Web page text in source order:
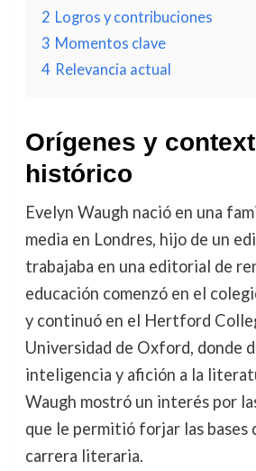
2 Logros y contribuciones
3 Momentos clave
4 Relevancia actual
Orígenes y
histórico
Evelyn Waugh nació en una
media en Londres, hijo de un
trabajaba en una editorial de
educación comenzó en el
y continuó en el Hertford
Universidad de Oxford, donde
inteligencia y afición a la
Waugh mostró un interés por
que le permitió forjar las bases
carrera literaria.